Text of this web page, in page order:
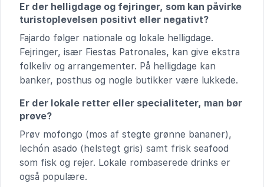
Er der helligdage og fejringer, som kan påvirke
turistoplevelsen positivt eller negativt?
Fajardo følger nationale og lokale helligdage.
Fejringer, især Fiestas Patronales, kan give ekstra
folkeliv og arrangementer. På helligdage kan
banker, posthus og nogle butikker være lukkede.
Er der lokale retter eller specialiteter, man bør
prøve?
Prøv mofongo (mos af stegte grønne bananer),
lechón asado (helstegt gris) samt frisk seafood
som fisk og rejer. Lokale rombaserede drinks er
også populære.